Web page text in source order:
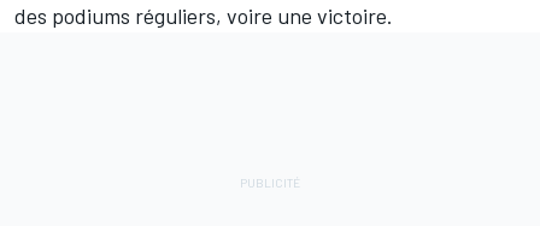
des podiums réguliers, voire une victoire.